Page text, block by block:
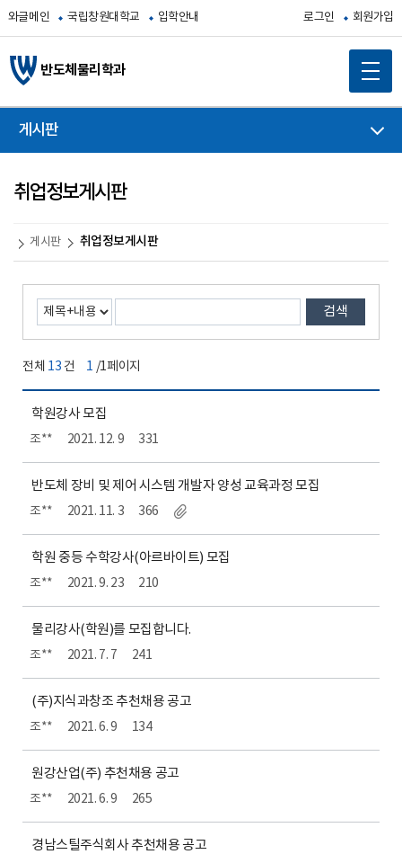
와글메인 국립창원대학교 입학안내 로그인 회원가입
반도체물리학과
게시판
취업정보게시판
게시판 취업정보게시판
검색
전체 13 건 1 /1페이지
학원강사 모집
조** 2021. 12. 9 331
반도체 장비 및 제어 시스템 개발자 양성 교육과정 모집
조** 2021. 11. 3 366
학원 중등 수학강사(아르바이트) 모집
조** 2021. 9. 23 210
물리강사(학원)를 모집합니다.
조** 2021. 7. 7 241
(주)지식과창조 추천채용 공고
조** 2021. 6. 9 134
원강산업(주) 추천채용 공고
조** 2021. 6. 9 265
경남스틸주식회사 추천채용 공고